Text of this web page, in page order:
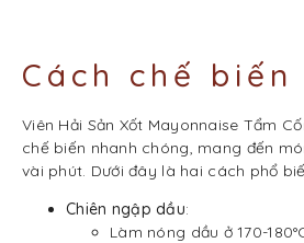
Cách chế biến
Viên Hải Sản Xốt Mayonnaise Tẩm
chế biến nhanh chóng, mang đến
vài phút. Dưới đây là hai cách phổ
Chiên ngập dầu:
Làm nóng dầu ở 170-